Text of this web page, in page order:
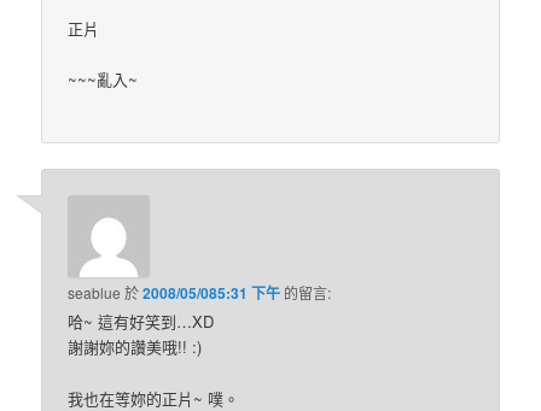
正片
~~~亂入~
seablue 於2008/05/085:31 下午 的留言:
哈~ 這有好笑到…XD
謝謝妳的讚美哦!! :)
我也在等妳的正片~ 噗。